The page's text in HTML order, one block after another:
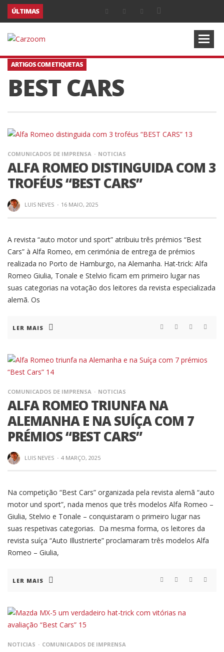
ÚLTIMAS
ARTIGOS COM ETIQUETAS
BEST CARS
COMUNICADOS DE IMPRENSA NOTICIAS
ALFA ROMEO DISTINGUIDA COM 3
TROFÉUS “BEST CARS”
LUIS NEVES · 16 MAIO, 2025
A revista “auto motor und sport” atribuiu três prémios “Best
Cars” à Alfa Romeo, em cerimónia de entrega de prémios
realizada no Porto de Hamburgo, na Alemanha. Hat-trick: Alfa
Romeo Giulia, Tonale e Stelvio ficam em primeiro lugar nas
suas categorias na votação dos leitores da revista especializada
alemã. Os
LER MAIS
COMUNICADOS DE IMPRENSA NOTICIAS
ALFA ROMEO TRIUNFA NA
ALEMANHA E NA SUÍÇA COM 7
PRÉMIOS “BEST CARS”
LUIS NEVES · 4 MARÇO, 2025
Na competição “Best Cars” organizada pela revista alemã “auto
motor und sport”, nada menos que três modelos Alfa Romeo –
Giulia, Stelvio e Tonale – conquistaram o primeiro lugar nas
suas respetivas categorias. Da mesma forma, os leitores da
revista suíça “Auto Illustrierte” proclamaram três modelos Alfa
Romeo – Giulia,
LER MAIS
NOTICIAS COMUNICADOS DE IMPRENSA